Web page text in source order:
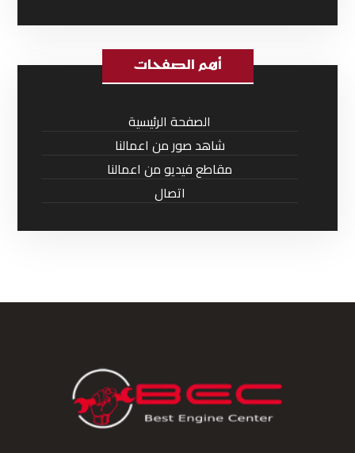
أهم الصفحات
الصفحة الرئيسية
شاهد صور من اعمالنا
مقاطع فيديو من اعمالنا
اتصال